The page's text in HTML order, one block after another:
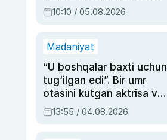
hukmi o‘qildi
10:10 / 05.08.2026
Madaniyat
“U boshqalar baxti uchun
tug‘ilgan edi”. Bir umr
otasini kutgan aktrisa va
dublyaj ustasi Rimma
Ahmedovaning
13:55 / 04.08.2026